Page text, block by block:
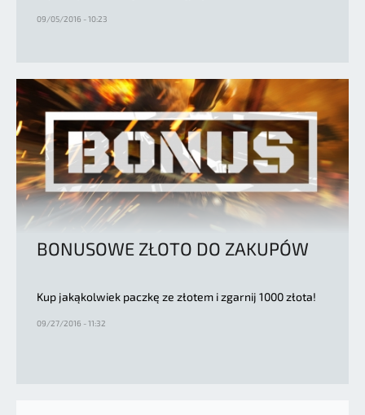
09/05/2016 - 10:23
BONUSOWE ZŁOTO DO ZAKUPÓW
Kup jakąkolwiek paczkę ze złotem i zgarnij 1000 złota!
09/27/2016 - 11:32